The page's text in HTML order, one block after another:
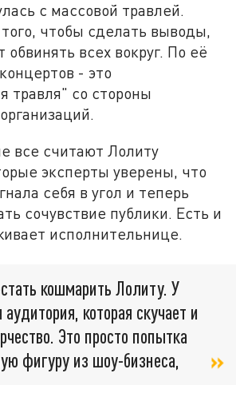
с массовой травлей.
чтобы сделать выводы,
всех вокруг. По её
- это
травля" со стороны
все считают Лолиту
эксперты уверены, что
себя в угол и теперь
сочувствие публики. Есть и
исполнительнице.
кошмарить Лолиту. У
аудитория, которая скучает и
Это просто попытка
фигуру из шоу-бизнеса,